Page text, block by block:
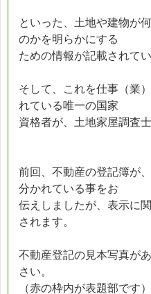
といった、土地や建物が
のかを明らかにする
ための情報が記載されてい
そして、これを仕事（業
れている唯一の国家
資格者が、土地家屋調査士
前回、不動産の登記簿が
分かれている事をお
伝えしましたが、表示に
されます。
不動産登記の見本写真が
さい。
（赤の枠内が表題部です）